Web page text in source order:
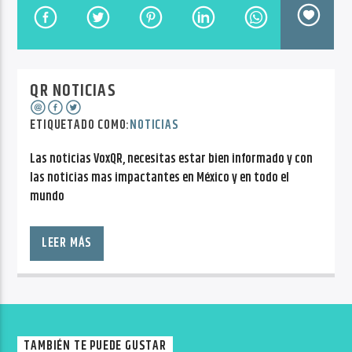
NO TITLES AVAILABLE
Radio VoxQR
QR NOTICIAS
ETIQUETADO COMO:NOTICIAS
Las noticias VoxQR, necesitas estar bien informado y con
las noticias mas impactantes en México y en todo el
mundo
las noticias mas impactantes en México y en todo el
mundo, un trabajo a detalle de la información y con toda
la verdad de los hechos, en colaboración de todo un
terráqueo.
LEER MÁS
TAMBIÉN TE PUEDE GUSTAR